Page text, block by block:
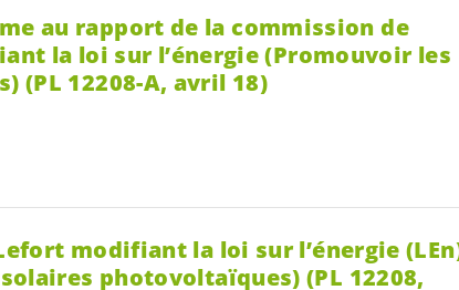
au rapport de la commission de
la loi sur l’énergie (Promouvoir les
(PL 12208-A, avril 18)
modifiant la loi sur l’énergie
photovoltaïques) (PL 12208,